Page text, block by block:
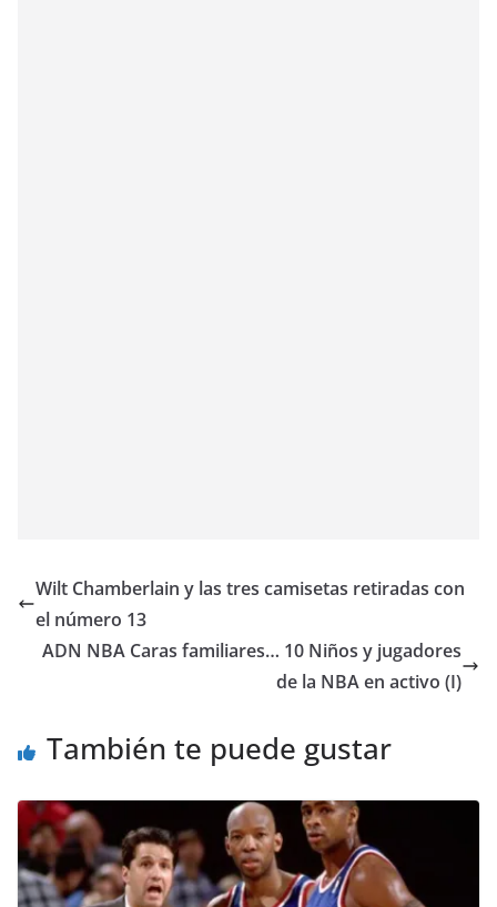
Wilt Chamberlain y las tres camisetas retiradas con
el número 13
ADN NBA Caras familiares… 10 Niños y jugadores
de la NBA en activo (I)
También te puede gustar